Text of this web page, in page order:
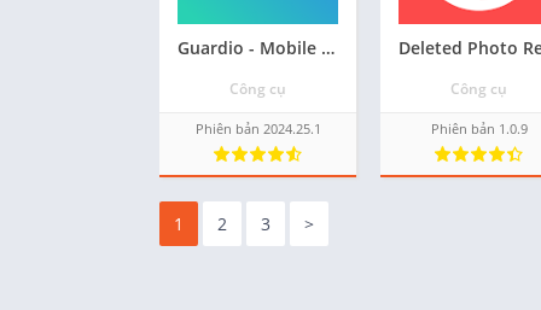
Guardio - Mobile Security
Công cụ
Phiên bản 2024.25.1
Công cụ
Phiên bản 1.0.9
1 2 3 >